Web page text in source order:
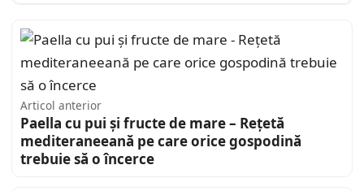
Articol anterior
Paella cu pui și fructe de mare – Rețetă
mediteraneeană pe care orice gospodină
trebuie să o încerce